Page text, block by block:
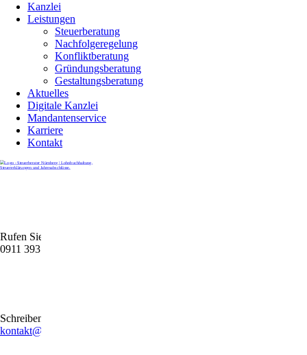
Kanzlei
Leistungen
Steuerberatung
Nachfolgeregelung
Konfliktberatung
Gründungsberatung
Gestaltungsberatung
Aktuelles
Digitale Kanzlei
Mandantenservice
Karriere
Kontakt
Rufen Sie uns gerne an
0911 39372790
Schreiben Sie uns gerne eine E-Mail
kontakt@stb-becker-zeiler.de